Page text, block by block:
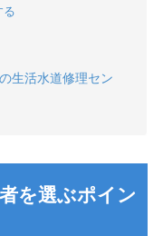
生活水道修理セン
を選ぶポイン